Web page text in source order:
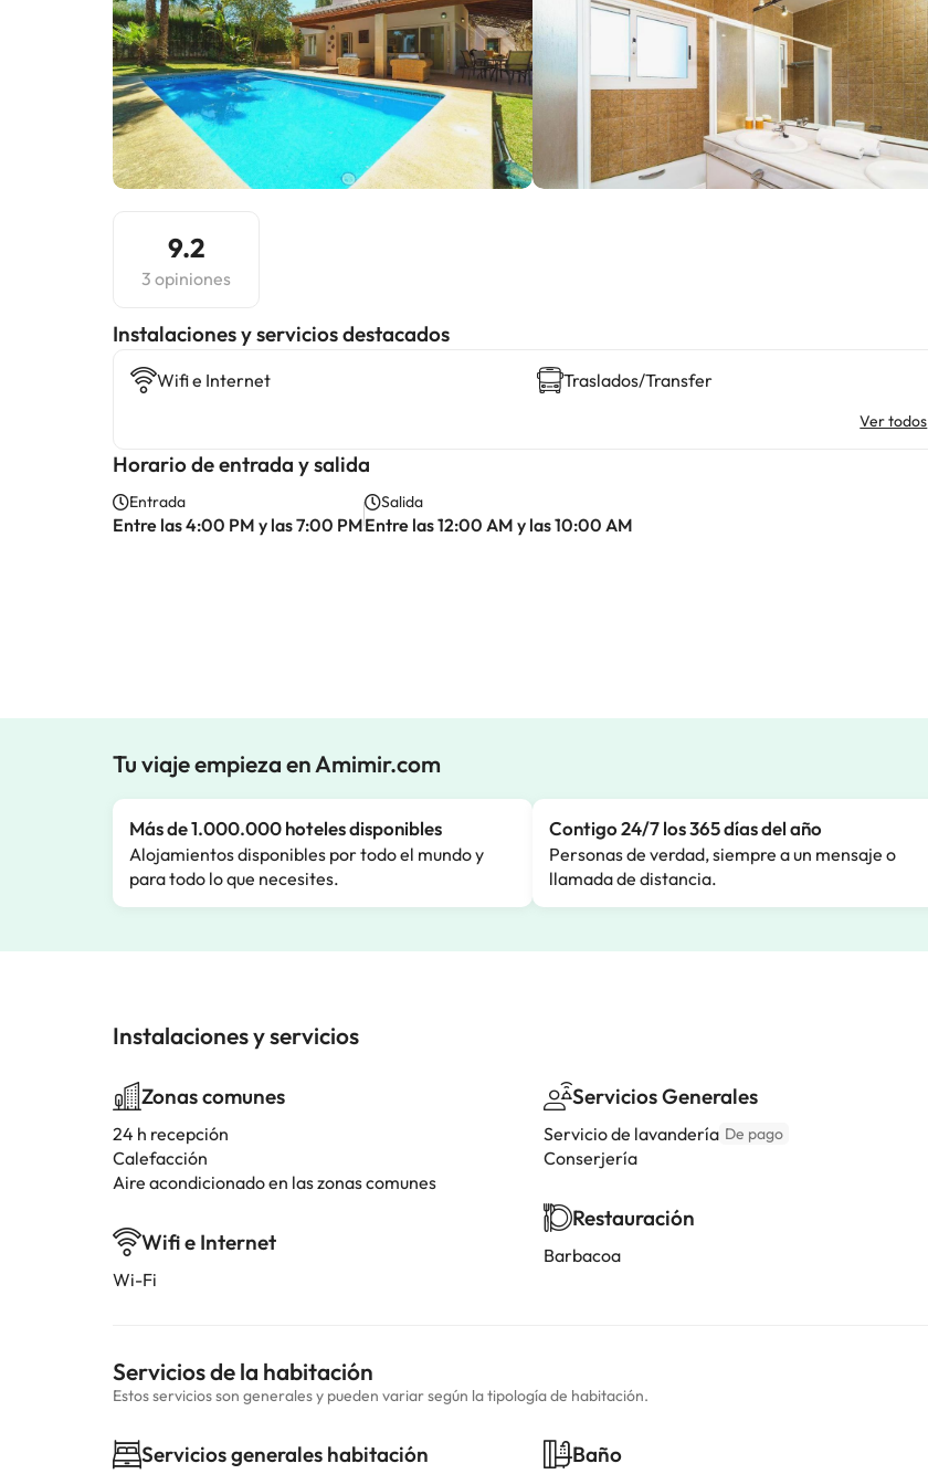
9.2
3 opiniones
Instalaciones y servicios destacados
Wifi e Internet Traslados/Transfer
Ver todos
Horario de entrada y salida
Entrada
Entre las 4:00 PM y las 7:00 PM
Salida
Entre las 12:00 AM y las 10:00 AM
Tu viaje empieza en Amimir.com
Más de 1.000.000 hoteles disponibles
Alojamientos disponibles por todo el mundo y
para todo lo que necesites.
Contigo 24/7 los 365 días del año
Personas de verdad, siempre a un mensaje o
llamada de distancia.
Instalaciones y servicios
Zonas comunes
24 h recepción
Calefacción
Aire acondicionado en las zonas comunes
Wifi e Internet
Wi-Fi
Servicios Generales
Servicio de lavandería De pago
Conserjería
Restauración
Barbacoa
Servicios de la habitación
Estos servicios son generales y pueden variar según la tipología de habitación.
Servicios generales habitación Baño